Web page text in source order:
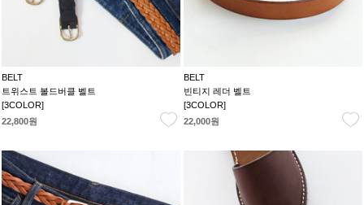
BELT
트위스트 볼드버클 벨트
[3COLOR]
22,800원
BELT
빈티지 레더 벨트
[3COLOR]
22,000원